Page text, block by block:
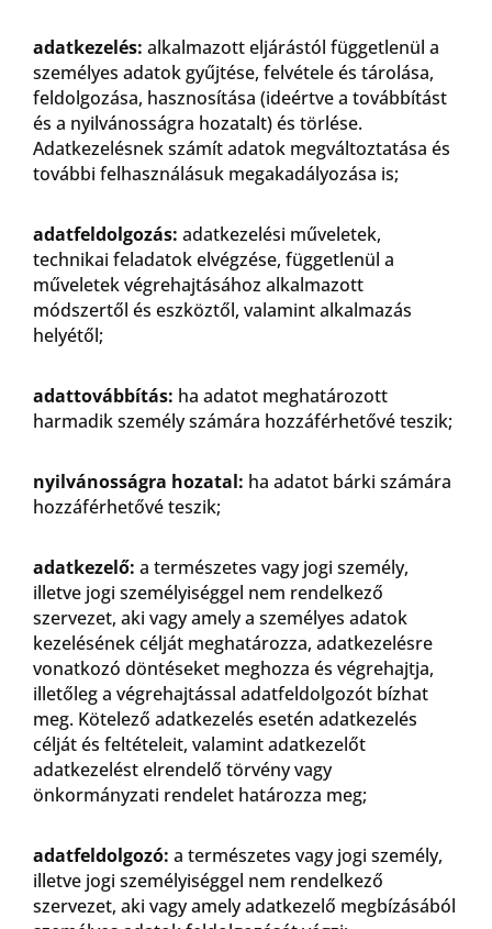
adatkezelés: alkalmazott eljárástól függetlenül a
személyes adatok gyűjtése, felvétele és tárolása,
feldolgozása, hasznosítása (ideértve a továbbítást
és a nyilvánosságra hozatalt) és törlése.
Adatkezelésnek számít adatok megváltoztatása és
további felhasználásuk megakadályozása is;
adatfeldolgozás: adatkezelési műveletek,
technikai feladatok elvégzése, függetlenül a
műveletek végrehajtásához alkalmazott
módszertől és eszköztől, valamint alkalmazás
helyétől;
adattovábbítás: ha adatot meghatározott
harmadik személy számára hozzáférhetővé teszik;
nyilvánosságra hozatal: ha adatot bárki számára
hozzáférhetővé teszik;
adatkezelő: a természetes vagy jogi személy,
illetve jogi személyiséggel nem rendelkező
szervezet, aki vagy amely a személyes adatok
kezelésének célját meghatározza, adatkezelésre
vonatkozó döntéseket meghozza és végrehajtja,
illetőleg a végrehajtással adatfeldolgozót bízhat
meg. Kötelező adatkezelés esetén adatkezelés
célját és feltételeit, valamint adatkezelőt
adatkezelést elrendelő törvény vagy
önkormányzati rendelet határozza meg;
adatfeldolgozó: a természetes vagy jogi személy,
illetve jogi személyiséggel nem rendelkező
szervezet, aki vagy amely adatkezelő megbízásából